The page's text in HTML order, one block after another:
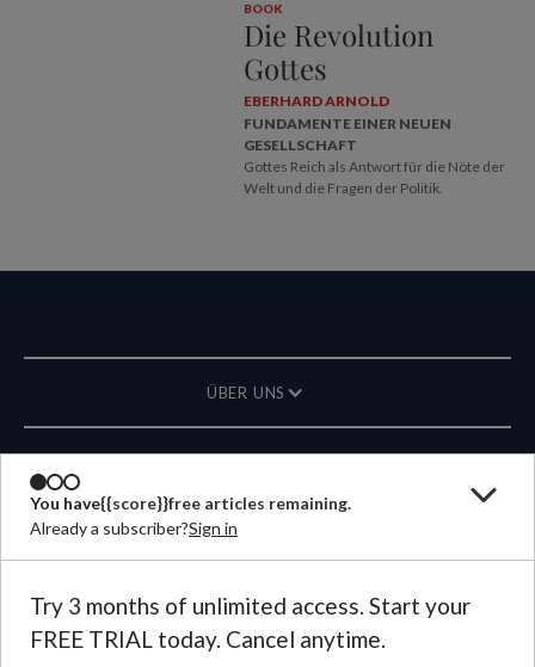
You have{{score}}free articles remaining.
Already a subscriber?Sign in
Try 3 months of unlimited access. Start your
FREE TRIAL today. Cancel anytime.
BOOK
Die Revolution
Gottes
EBERHARD ARNOLD
FUNDAMENTE EINER NEUEN
GESELLSCHAFT
Gottes Reich als Antwort für die Nöte der
Welt und die Fragen der Politik.
ÜBER UNS
KONTAKT
SPRACHE
©2026 Plough Publishing House.